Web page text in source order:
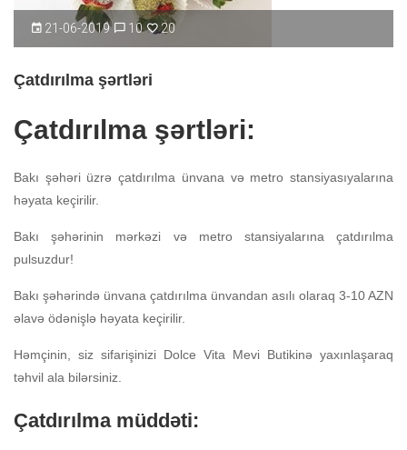
21-06-2019 10 20
Çatdırılma şərtləri
Çatdırılma şərtləri:
Bakı şəhəri üzrə çatdırılma ünvana və metro stansiyasıyalarına
həyata keçirilir.
Bakı şəhərinin mərkəzi və metro stansiyalarına çatdırılma
pulsuzdur!
Bakı şəhərində ünvana çatdırılma ünvandan asılı olaraq 3-10 AZN
əlavə ödənişlə həyata keçirilir.
Həmçinin, siz sifarişinizi Dolce Vita Mevi Butikinə yaxınlaşaraq
təhvil ala bilərsiniz.
Çatdırılma müddəti: